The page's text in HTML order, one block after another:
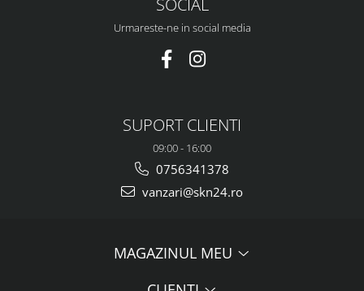
Urmareste-ne in social media
SUPORT CLIENTI
09:00 - 16:00
0756341378
vanzari@skn24.ro
MAGAZINUL MEU